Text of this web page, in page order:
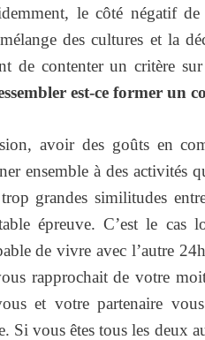
le côté négatif de
des cultures et la
de contenter un critère
est-ce former un
avoir des goûts en
ensemble à des activités
grandes similitudes
épreuve. C’est le cas
de vivre avec l’autre
rapprochait de votre
et votre partenaire
Si vous êtes tous les deux